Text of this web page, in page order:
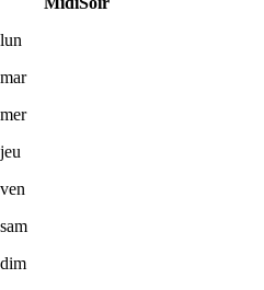
lun
mar
mer
jeu
ven
sam
dim